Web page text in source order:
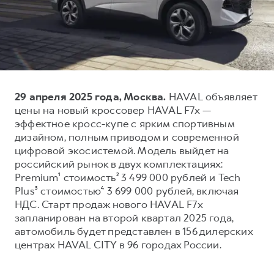
DARGO
от 3 199 000 ₽ от 3 499 000 ₽
от 2 899 000 ₽
F7X
POER
Тест-драйв
Трейд-ин
Кредитный калькулятор
Страхование
Кредит
КОРПОРАТИВНЫМ КЛИЕНТАМ
Для малого бизнеса
Корпоративным клиентам
Крупным корпоративным клиентам
СЕРВИСНОЕ ОБСЛУЖИВАНИЕ
Нулевое ТО
Программа «Помощь на дороге»
Электронный ПТС
ПОДДЕРЖКА
GWM Безопасность
Гарантия HAVAL
Мобильное приложение GWM
Программа «HAVAL Защита+»
Руководства по эксплуатации
О дилере
Наша команда
Контакты
29 апреля 2025 года, Москва. HAVAL объявляет
цены на новый кроссовер HAVAL F7x —
эффектное кросс-купе с ярким спортивным
дизайном, полным приводом и современной
цифровой экосистемой. Модель выйдет на
российский рынок в двух комплектациях:
Premium¹ стоимость² 3 499 000 рублей и Tech
Plus³ стоимостью⁴ 3 699 000 рублей, включая
НДС. Старт продаж нового HAVAL F7x
запланирован на второй квартал 2025 года,
автомобиль будет представлен в 156 дилерских
центрах HAVAL CITY в 96 городах России.